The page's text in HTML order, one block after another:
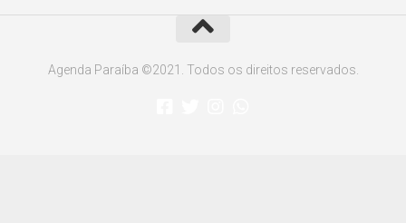
Agenda Paraíba ©2021. Todos os direitos reservados.